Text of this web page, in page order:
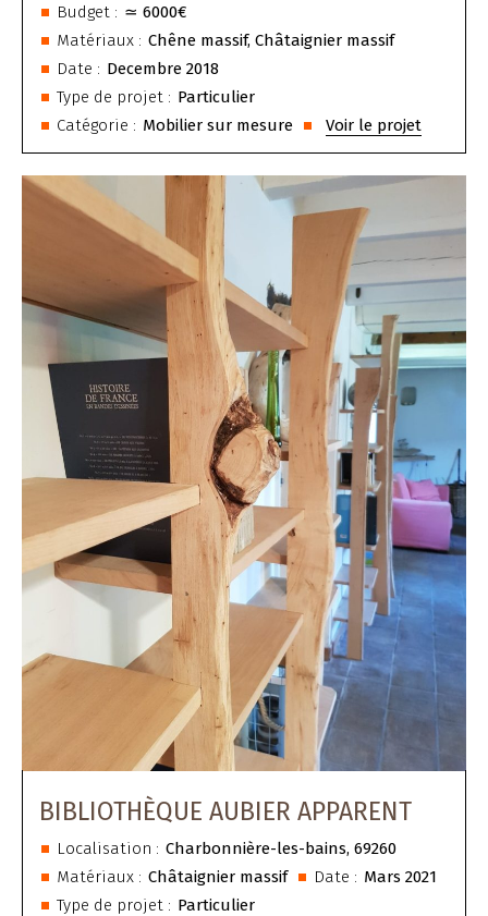
Budget : ≃ 6000€
Matériaux : Chêne massif, Châtaignier massif
Date : Decembre 2018
Type de projet : Particulier
Catégorie : Mobilier sur mesure Voir le projet
BIBLIOTHÈQUE AUBIER APPARENT
Localisation : Charbonnière-les-bains, 69260
Matériaux : Châtaignier massif Date : Mars 2021
Type de projet : Particulier